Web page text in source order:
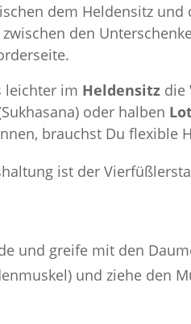
dem Heldensitz
den
leichter im Heldensitz die
oder halben
brauchst Du flexible
ist der
und greife mit den
und ziehe den